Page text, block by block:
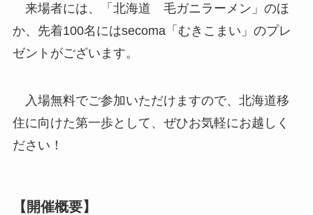
来場者には、「北海道 毛ガニラーメン」のほ
か、先着100名にはsecoma「むきこまい」のプレ
ゼントがございます。
入場無料でご参加いただけますので、北海道移
住に向けた第一歩として、ぜひお気軽にお越しく
ださい！
【開催概要】